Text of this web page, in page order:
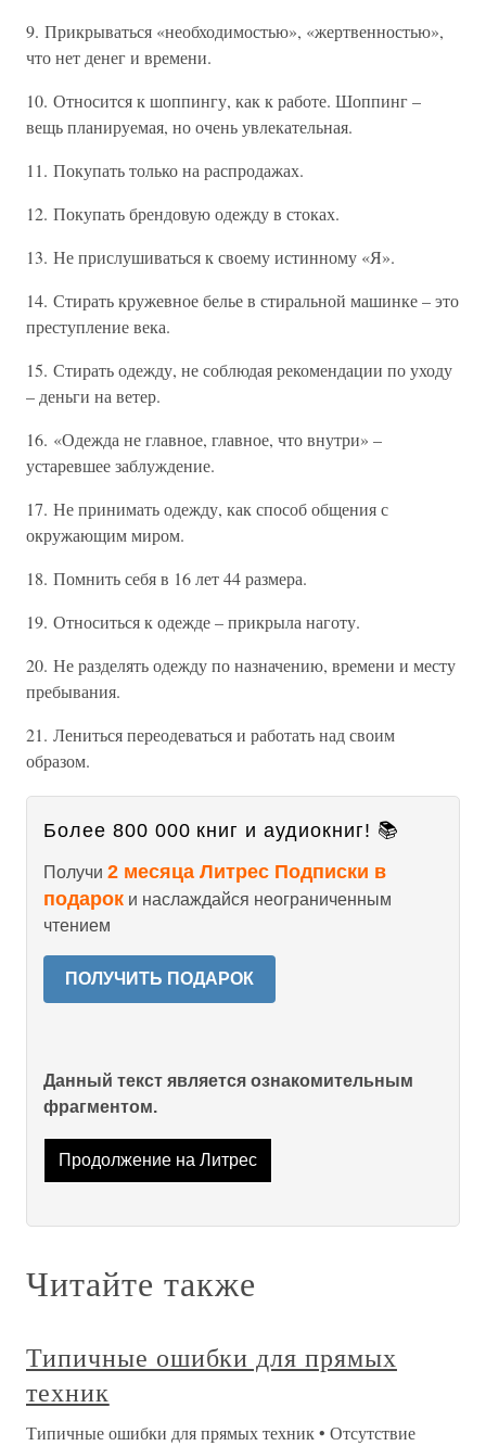
9. Прикрываться «необходимостью», «жертвенностью»,
что нет денег и времени.
10. Относится к шоппингу, как к работе. Шоппинг –
вещь планируемая, но очень увлекательная.
11. Покупать только на распродажах.
12. Покупать брендовую одежду в стоках.
13. Не прислушиваться к своему истинному «Я».
14. Стирать кружевное белье в стиральной машинке – это
преступление века.
15. Стирать одежду, не соблюдая рекомендации по уходу
– деньги на ветер.
16. «Одежда не главное, главное, что внутри» –
устаревшее заблуждение.
17. Не принимать одежду, как способ общения с
окружающим миром.
18. Помнить себя в 16 лет 44 размера.
19. Относиться к одежде – прикрыла наготу.
20. Не разделять одежду по назначению, времени и месту
пребывания.
21. Лениться переодеваться и работать над своим
образом.
Более 800 000 книг и аудиокниг! 📚
Получи 2 месяца Литрес Подписки в
подарок и наслаждайся неограниченным
чтением
ПОЛУЧИТЬ ПОДАРОК
Данный текст является ознакомительным
фрагментом.
Продолжение на Литрес
Читайте также
Типичные ошибки для прямых
техник
Типичные ошибки для прямых техник • Отсутствие